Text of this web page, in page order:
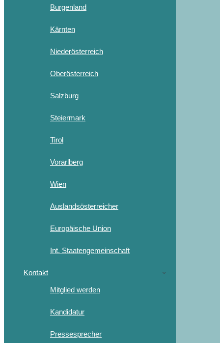
Burgenland
Kärnten
Niederösterreich
Oberösterreich
Salzburg
Steiermark
Tirol
Vorarlberg
Wien
Auslandsösterreicher
Europäische Union
Int. Staatengemeinschaft
Kontakt
Mitglied werden
Kandidatur
Pressesprecher